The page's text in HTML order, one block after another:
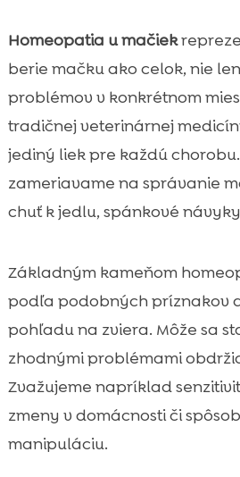
Homeopatia u mačiek
berie mačku ako celok, nie
problémov v konkrétnom
tradičnej veterinárnej
jediný liek pre každú
zameriavame na správanie
chuť k jedlu, spánkové
Základným kameňom
podľa podobných príznakov
pohľadu na zviera. Môže sa
zhodnými problémami
Zvažujeme napríklad
zmeny v domácnosti či
manipuláciu.